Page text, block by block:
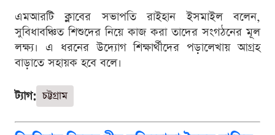
এমআরটি ক্লাবের সভাপতি রাইহান ইসমাইল বলেন,
সুবিধাবঞ্চিত শিশুদের নিয়ে কাজ করা তাদের সংগঠনের মূল
লক্ষ্য। এ ধরনের উদ্যোগ শিক্ষার্থীদের পড়ালেখায় আগ্রহ
বাড়াতে সহায়ক হবে বলে।
ট্যাগ: চট্টগ্রাম